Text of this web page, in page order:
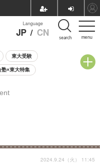
menu
Language
JP / CN search
東大受験
塾×東大特集
相談会
2024.9.24（火） 11:45